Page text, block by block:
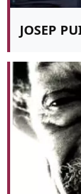
JOSEP